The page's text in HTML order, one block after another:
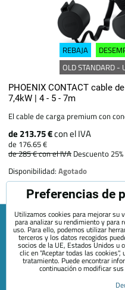
REBAJA
OLD STANDARD -
PHOENIX CONTACT cable
7,4kW | 4 - 5 - 7m
El cable de carga premium con
de 213.75 €con el IVA
de 176.65 €
de 285 €con el IVA Descuento 25%
Disponibilidad:Agotado
Mapa de la página web
Envío y devolución
+420 722
Contacto
Blog
Preferencias de
Utilizamos cookies para mejorar su
para analizar su rendimiento y para
uso. Para ello, podemos utilizar
terceros y los datos recogidos
socios de la UE, Estados Unidos u
clic en "Aceptar todas las
tratamiento. Puede encontrar
continuación o modificar